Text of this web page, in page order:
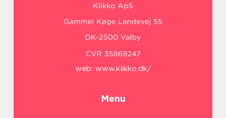
web: www.klikko.dk/
Menu